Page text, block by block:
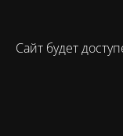
Сайт будет